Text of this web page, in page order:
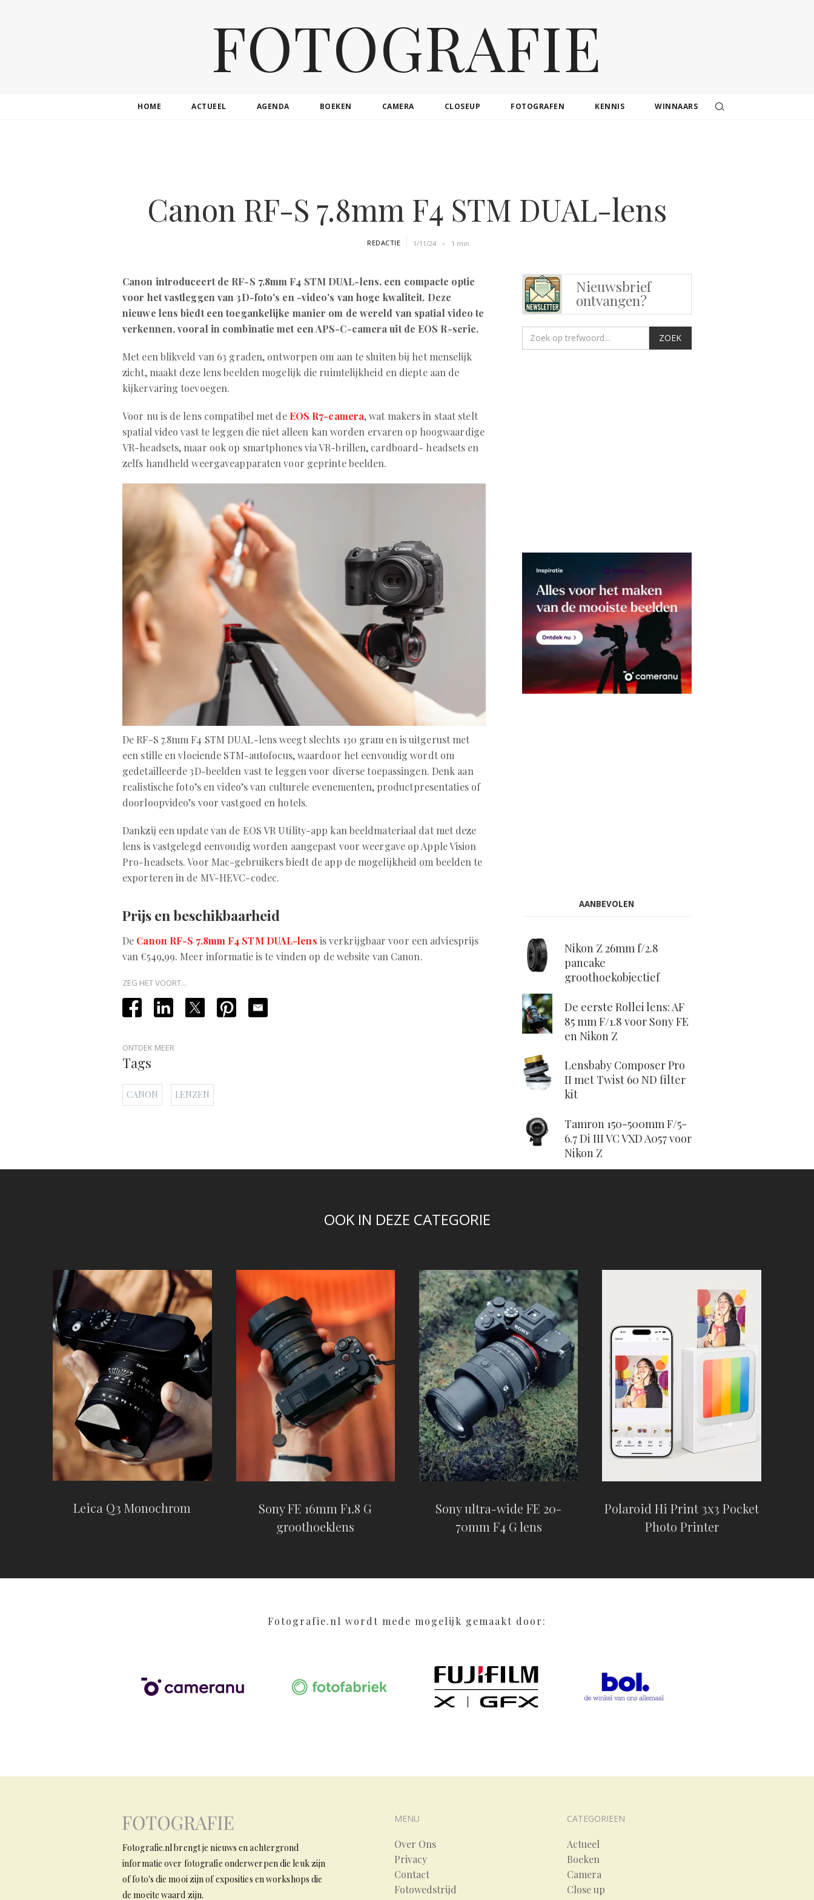
FOTOGRAFIE
HOME ACTUEEL AGENDA BOEKEN CAMERA CLOSEUP FOTOGRAFEN KENNIS WINNAARS
Canon RF-S 7.8mm F4 STM DUAL-lens
REDACTIE 1/11/24 1 min
Canon introduceert de RF-S 7.8mm F4 STM DUAL-lens, een compacte optie
voor het vastleggen van 3D-foto's en -video's van hoge kwaliteit. Deze
nieuwe lens biedt een toegankelijke manier om de wereld van spatial video te
verkennen, vooral in combinatie met een APS-C-camera uit de EOS R-serie.
Met een blikveld van 63 graden, ontworpen om aan te sluiten bij het menselijk
zicht, maakt deze lens beelden mogelijk die ruimtelijkheid en diepte aan de
kijkervaring toevoegen.
Voor nu is de lens compatibel met de EOS R7-camera, wat makers in staat stelt
spatial video vast te leggen die niet alleen kan worden ervaren op hoogwaardige
VR-headsets, maar ook op smartphones via VR-brillen, cardboard- headsets en
zelfs handheld weergaveapparaten voor geprinte beelden.
De RF-S 7.8mm F4 STM DUAL-lens weegt slechts 130 gram en is uitgerust met
een stille en vloeiende STM-autofocus, waardoor het eenvoudig wordt om
gedetailleerde 3D-beelden vast te leggen voor diverse toepassingen. Denk aan
realistische foto’s en video’s van culturele evenementen, productpresentaties of
doorloopvideo’s voor vastgoed en hotels.
Dankzij een update van de EOS VR Utility-app kan beeldmateriaal dat met deze
lens is vastgelegd eenvoudig worden aangepast voor weergave op Apple Vision
Pro-headsets. Voor Mac-gebruikers biedt de app de mogelijkheid om beelden te
exporteren in de MV-HEVC-codec.
Prijs en beschikbaarheid
De Canon RF-S 7.8mm F4 STM DUAL-lens is verkrijgbaar voor een adviesprijs
van €549,99. Meer informatie is te vinden op de website van Canon.
ZEG HET VOORT...
ONTDEK MEER
Tags
CANON LENZEN
Nieuwsbrief
ontvangen?
AANBEVOLEN
Nikon Z 26mm f/2.8
pancake
groothoekobjectief
De eerste Rollei lens: AF
85 mm F/1.8 voor Sony FE
en Nikon Z
Lensbaby Composer Pro
II met Twist 60 ND filter
kit
Tamron 150-500mm F/5-
6.7 Di III VC VXD A057 voor
Nikon Z
OOK IN DEZE CATEGORIE
Leica Q3 Monochrom
Sony FE 16mm F1.8 G
groothoeklens
Sony ultra-wide FE 20-
70mm F4 G lens
Polaroid Hi Print 3x3 Pocket
Photo Printer
Fotografie.nl wordt mede mogelijk gemaakt door:
Fotografie.nl brengt je nieuws en achtergrond
informatie over fotografie onderwerpen die leuk zijn
of foto's die mooi zijn of exposities en workshops die
de moeite waard zijn.
MENU
Over Ons
Privacy
Contact
Fotowedstrijd
CATEGORIEEN
Actueel
Boeken
Camera
Close up